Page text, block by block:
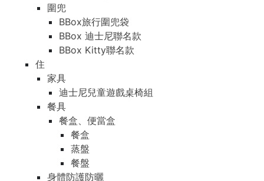
圍兜
BBox旅行圍兜袋
BBox 迪士尼聯名款
BBox Kitty聯名款
住
家具
迪士尼兒童遊戲桌椅組
餐具
餐盒、便當盒
餐盒
蒸盤
餐盤
身體防護防曬